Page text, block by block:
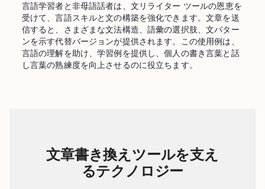
言語学習者と非母語話者は、文リライター ツールの恩恵を
受けて、言語スキルと文の構築を強化できます。文章を送
信すると、さまざまな文法構造、語彙の選択肢、文パター
ンを示す代替バージョンが提供されます。この使用例は、
言語の理解を助け、学習例を提供し、個人の書き言葉と話
し言葉の熟練度を向上させるのに役立ちます。
文章書き換えツールを支え
るテクノロジー